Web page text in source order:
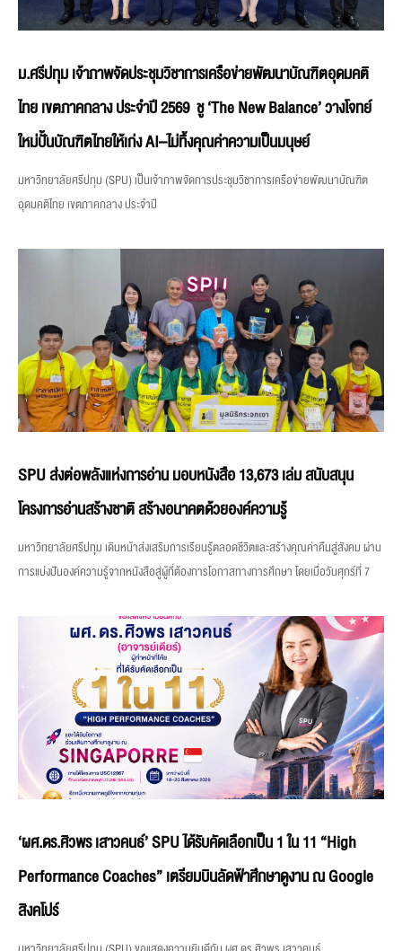
ม.ศรีปทุม เจ้าภาพจัดประชุมวิชาการเครือข่ายพัฒนาบัณฑิตอุดมคติ
ไทย เขตภาคกลาง ประจำปี 2569 ชู ‘The New Balance’ วางโจทย์
ใหม่ปั้นบัณฑิตไทยให้เก่ง AI–ไม่ทิ้งคุณค่าความเป็นมนุษย์
มหาวิทยาลัยศรีปทุม (SPU) เป็นเจ้าภาพจัดการประชุมวิชาการเครือข่ายพัฒนาบัณฑิต
อุดมคติไทย เขตภาคกลาง ประจำปี
SPU ส่งต่อพลังแห่งการอ่าน มอบหนังสือ 13,673 เล่ม สนับสนุน
โครงการอ่านสร้างชาติ สร้างอนาคตด้วยองค์ความรู้
มหาวิทยาลัยศรีปทุม เดินหน้าส่งเสริมการเรียนรู้ตลอดชีวิตและสร้างคุณค่าคืนสู่สังคม ผ่าน
การแบ่งปันองค์ความรู้จากหนังสือสู่ผู้ที่ต้องการโอกาสทางการศึกษา โดยเมื่อวันศุกร์ที่ 7
‘ผศ.ดร.ศิวพร เสาวคนธ์’ SPU ได้รับคัดเลือกเป็น 1 ใน 11 “High
Performance Coaches” เตรียมบินลัดฟ้าศึกษาดูงาน ณ Google
สิงคโปร์